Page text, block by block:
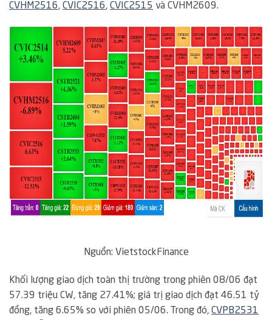
CVHM2516, CVIC2516, CVIC2515 và CVHM2609.
Nguồn: VietstockFinance
Khối lượng giao dịch toàn thị trường trong phiên 08/06 đạt
57.39 triệu CW, tăng 27.41%; giá trị giao dịch đạt 46.51 tỷ
đồng, tăng 6.65% so với phiên 05/06. Trong đó, CVPB2531